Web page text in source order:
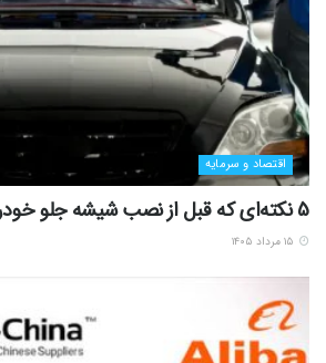
اقتصاد و سرمایه
5 نکته‌ای که قبل از نصب شیشه جلو خودرو باید بدانید